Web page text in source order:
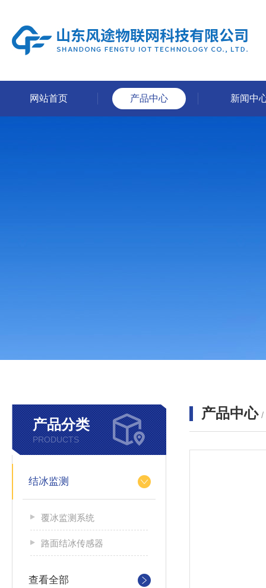
网站首页 产品中心 新闻中
产品分类
PRODUCTS
结冰监测
覆冰监测系统
路面结冰传感器
查看全部
产品中心 /